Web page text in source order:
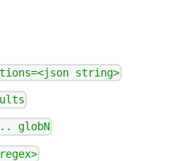
string>
globN